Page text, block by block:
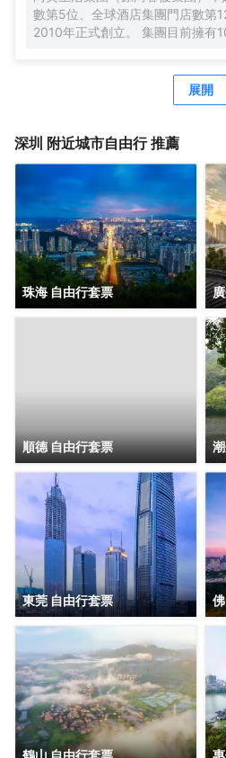
數第5位、全球酒店集團門店數第
2010年正式創立。 集團目前擁有
牌花美時、公寓品牌LIPPO公社。
3500家（含在營店和籌建店），
團，尚美生活憑藉創新的商業模式
創、共享大住宿共同體。未來，
聯網的結合、與新生活方式的結
生活服務連鎖平台，引領新尚美好
展開
深圳 附近城市自由行 推薦
珠海 自由行套票
順德 自由行套票
東莞 自由行套票
鶴山 自由行套票